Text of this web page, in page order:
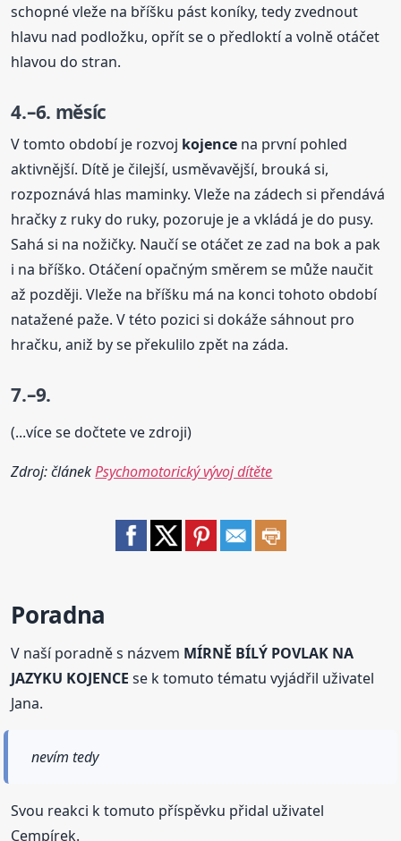
schopné vleže na bříšku pást koníky, tedy zvednout
hlavu nad podložku, opřít se o předloktí a volně otáčet
hlavou do stran.
4.–6. měsíc
V tomto období je rozvoj kojence na první pohled
aktivnější. Dítě je čilejší, usměvavější, brouká si,
rozpoznává hlas maminky. Vleže na zádech si přendává
hračky z ruky do ruky, pozoruje je a vkládá je do pusy.
Sahá si na nožičky. Naučí se otáčet ze zad na bok a pak
i na bříško. Otáčení opačným směrem se může naučit
až později. Vleže na bříšku má na konci tohoto období
natažené paže. V této pozici si dokáže sáhnout pro
hračku, aniž by se překulilo zpět na záda.
7.–9.
(...více se dočtete ve zdroji)
Zdroj: článekPsychomotorický vývoj dítěte
Poradna
V naší poradně s názvem MÍRNĚ BÍLÝ POVLAK NA
JAZYKU KOJENCE se k tomuto tématu vyjádřil uživatel
Jana.
nevím tedy
Svou reakci k tomuto příspěvku přidal uživatel
Cempírek.